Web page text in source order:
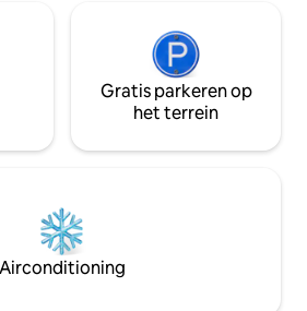
Gratis parkeren op
het terrein
Airconditioning